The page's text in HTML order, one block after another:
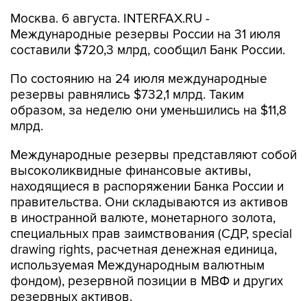
Москва. 6 августа. INTERFAX.RU -
Международные резервы России на 31 июля
составили $720,3 млрд, сообщил Банк России.
По состоянию на 24 июля международные
резервы равнялись $732,1 млрд. Таким
образом, за неделю они уменьшились на $11,8
млрд.
Международные резервы представляют собой
высоколиквидные финансовые активы,
находящиеся в распоряжении Банка России и
правительства. Они складываются из активов
в иностранной валюте, монетарного золота,
специальных прав заимствования (СДР, special
drawing rights, расчетная денежная единица,
используемая Международным валютным
фондом), резервной позиции в МВФ и других
резервных активов.